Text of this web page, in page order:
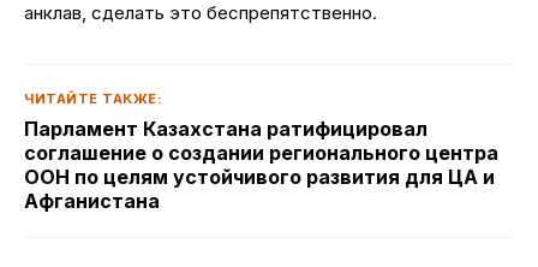
анклав, сделать это беспрепятственно.
ЧИТАЙТЕ ТАКЖЕ:
Парламент Казахстана ратифицировал
соглашение о создании регионального центра
ООН по целям устойчивого развития для ЦА и
Афганистана